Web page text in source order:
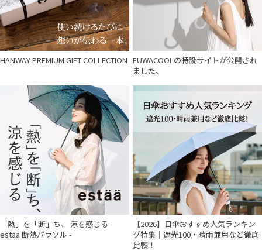
件
HANWAY PREMIUM GIFT COLLECTION FUWACOOLの特設サイトが公開され
ました。
「熱」を「断」ち、 涼を感じる -
estaa 断熱パラソル -
【2026】日傘おすすめ人気ランキン
グ特集｜遮光100・晴雨兼用など徹底
比較！